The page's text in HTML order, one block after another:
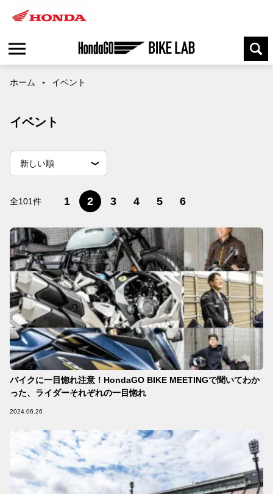
ホーム イベント
イベント
並
替
条
並べ替え条件
新しい順
全101件
1 2 3 4 5 6
バイクに一目惚れ注意！HondaGO BIKE MEETINGで聞いてわか
った、ライダーそれぞれの一目惚れ
2024.06.26